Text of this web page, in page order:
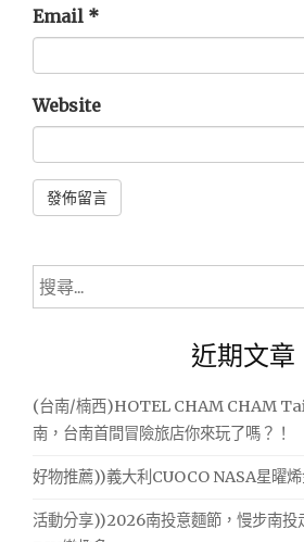
Email *
Website
搜
尋
近期文章
(台南/楠西)HOTEL CHAM CHAM
南，台南首間冒險旅店你來玩了嗎？！
好物推薦))義大利CUOCO NASA星曜
活動分享))2026南投意麵節，慢步南投